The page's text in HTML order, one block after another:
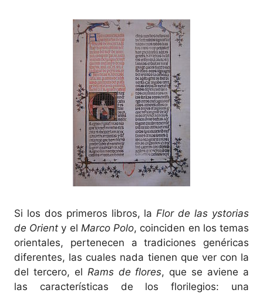
Si los dos primeros libros, la Flor de las ystorias
de Orient y el Marco Polo, coinciden en los temas
orientales, pertenecen a tradiciones genéricas
diferentes, las cuales nada tienen que ver con la
del tercero, el Rams de flores, que se aviene a
las características de los florilegios: una